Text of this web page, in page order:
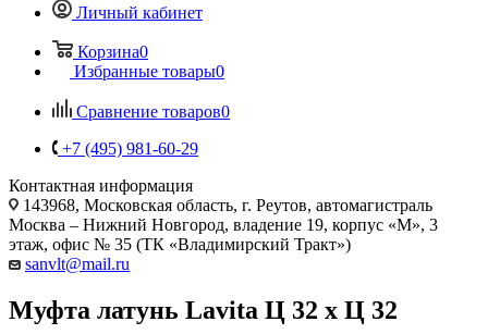
Личный кабинет
Корзина0
Избранные товары0
Сравнение товаров0
+7 (495) 981-60-29
Контактная информация
143968, Московская область, г. Реутов, автомагистраль
Москва – Нижний Новгород, владение 19, корпус «М», 3
этаж, офис № 35 (ТК «Владимирский Тракт»)
sanvlt@mail.ru
Муфта латунь Lаvita Ц 32 х Ц 32